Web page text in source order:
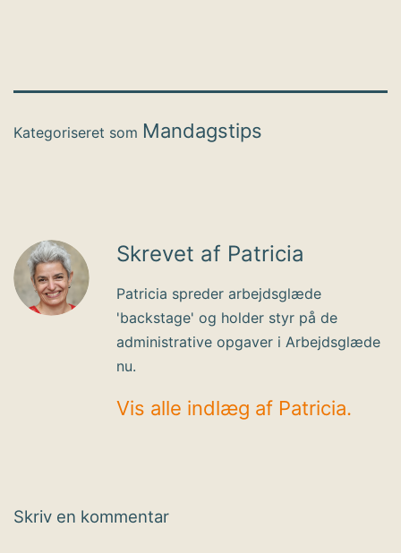
Kategoriseret som Mandagstips
Skrevet af Patricia
Patricia spreder arbejdsglæde
'backstage' og holder styr på de
administrative opgaver i Arbejdsglæde
nu.
Vis alle indlæg af Patricia.
Skriv en kommentar